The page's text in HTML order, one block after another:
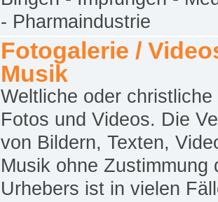
- Pharmaindustrie
Fotogalerie /
Musik
Weltliche oder christliche
Fotos und Videos. Die
von Bildern, Texten,
Musik ohne Zustimmung
Urhebers ist in vielen